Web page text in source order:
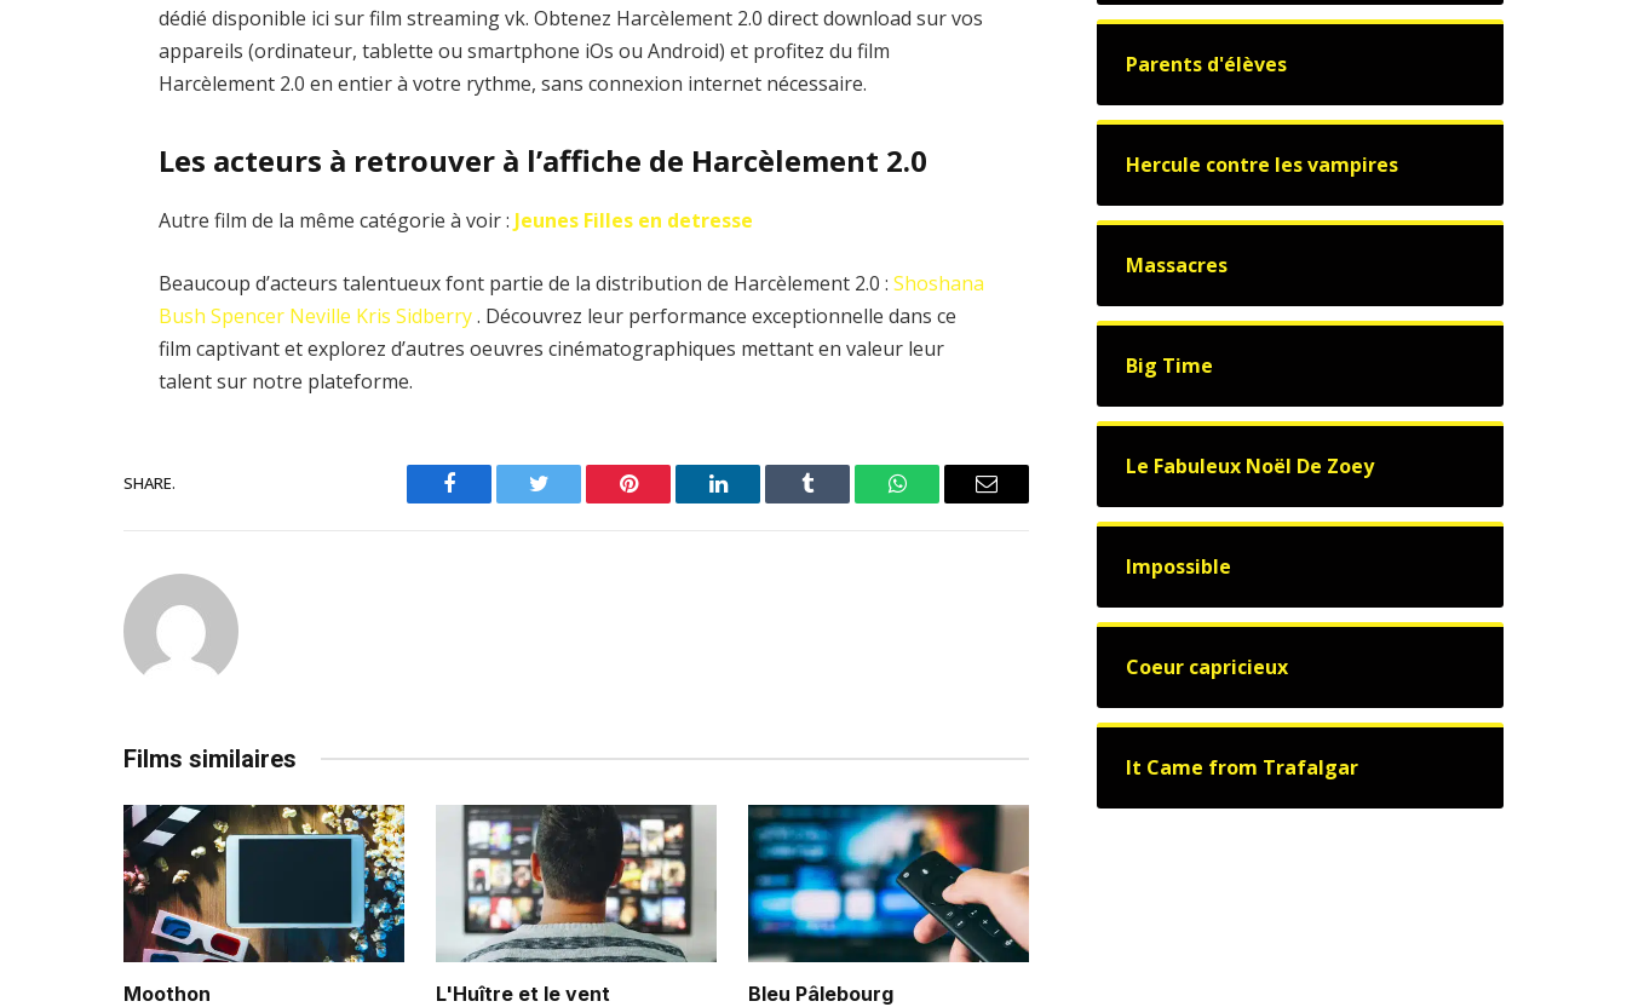
dédié disponible ici sur film streaming vk. Obtenez Harcèlement 2.0 direct download sur vos
appareils (ordinateur, tablette ou smartphone iOs ou Android) et profitez du film
Harcèlement 2.0 en entier à votre rythme, sans connexion internet nécessaire.
Les acteurs à retrouver à l’affiche de Harcèlement 2.0
Autre film de la même catégorie à voir : Jeunes Filles en detresse
Beaucoup d’acteurs talentueux font partie de la distribution de Harcèlement 2.0 :Shoshana
Bush Spencer Neville Kris Sidberry. Découvrez leur performance exceptionnelle dans ce
film captivant et explorez d’autres oeuvres cinématographiques mettant en valeur leur
talent sur notre plateforme.
SHARE.
Facebook Twitter Pinterest LinkedIn Tumblr WhatsAppEmail
Films similaires
Moothon L'Huître et le vent Bleu Pâlebourg
Parents d'élèves
Hercule contre les vampires
Massacres
Big Time
Le Fabuleux Noël De Zoey
Impossible
Coeur capricieux
It Came from Trafalgar